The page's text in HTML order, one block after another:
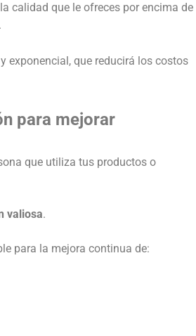
calidad que le ofreces por encima de
exponencial, que reducirá los costos
para mejorar
que utiliza tus productos o
valiosa.
para la mejora continua de: